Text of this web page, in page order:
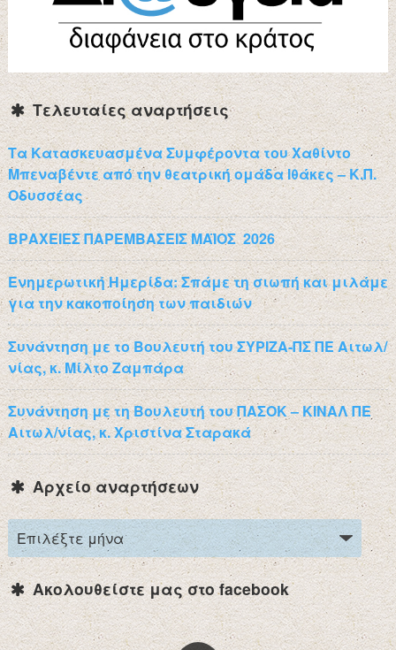
Τελευταίες αναρτήσεις
Τα Κατασκευασμένα Συμφέροντα του Χαθίντο
Μπεναβέντε από την θεατρική ομάδα Ιθάκες – Κ.Π.
Οδυσσέας
ΒΡΑΧΕΙΕΣ ΠΑΡΕΜΒΑΣΕΙΣ ΜΑΪΟΣ 2026
Ενημερωτική Ημερίδα: Σπάμε τη σιωπή και μιλάμε
για την κακοποίηση των παιδιών
Συνάντηση με το Βουλευτή του ΣΥΡΙΖΑ-ΠΣ ΠΕ Αιτωλ/
νίας, κ. Μίλτο Ζαμπάρα
Συνάντηση με τη Βουλευτή του ΠΑΣΟΚ – ΚΙΝΑΛ ΠΕ
Αιτωλ/νίας, κ. Χριστίνα Σταρακά
Αρχείο αναρτήσεων
Ακολουθείστε μας στο facebook